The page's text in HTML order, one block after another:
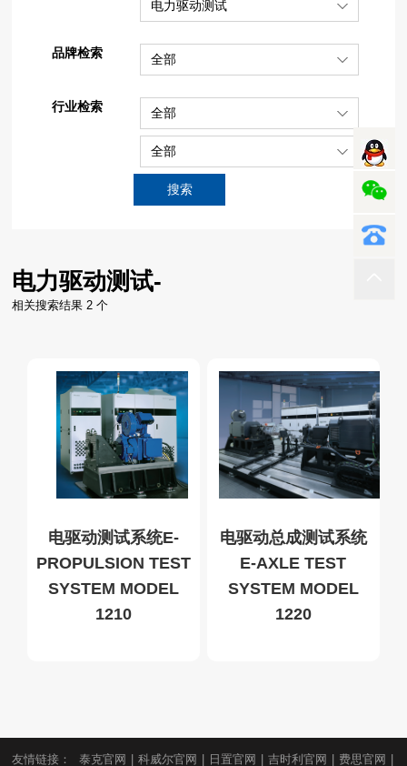
电力驱动测试
品牌检索 全部
行业检索 全部
全部
搜索
电力驱动测试-
相关搜索结果 2 个
电驱动测试系统E-
PROPULSION TEST
SYSTEM MODEL
1210
电驱动总成测试系统
E-AXLE TEST
SYSTEM MODEL
1220
友情链接： 泰克官网 | 科威尔官网 | 日置官网 | 吉时利官网 | 费思官网 |